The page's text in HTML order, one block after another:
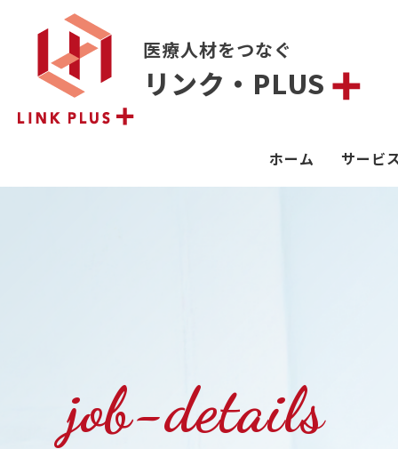
医療人材をつなぐ
リンク・PLUS
ホーム サービ
job-details